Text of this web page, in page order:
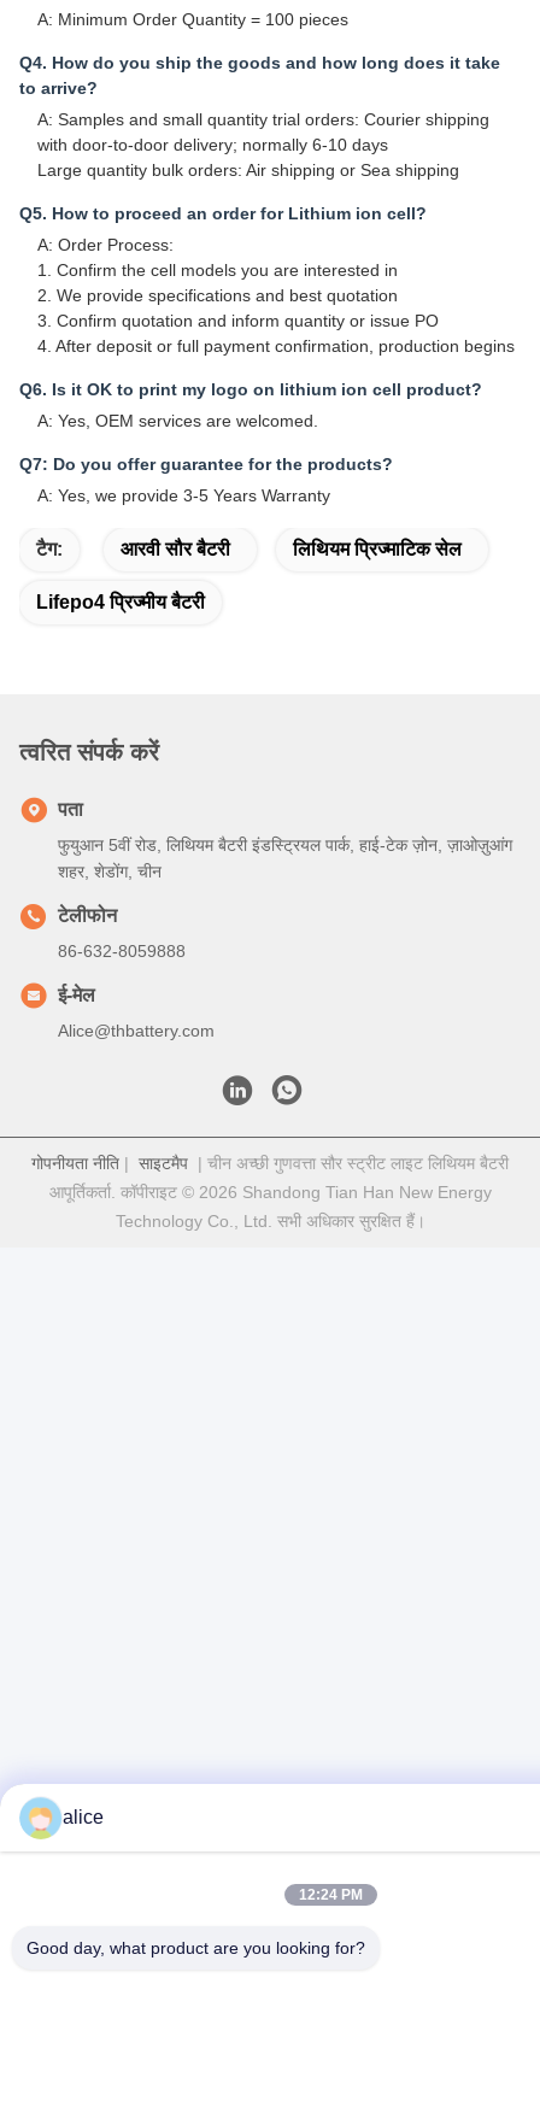
A: Minimum Order Quantity = 100 pieces
Q4. How do you ship the goods and how long does it take
to arrive?
A: Samples and small quantity trial orders: Courier shipping
with door-to-door delivery; normally 6-10 days
Large quantity bulk orders: Air shipping or Sea shipping
Q5. How to proceed an order for Lithium ion cell?
A: Order Process:
1. Confirm the cell models you are interested in
2. We provide specifications and best quotation
3. Confirm quotation and inform quantity or issue PO
4. After deposit or full payment confirmation, production begins
Q6. Is it OK to print my logo on lithium ion cell product?
A: Yes, OEM services are welcomed.
Q7: Do you offer guarantee for the products?
A: Yes, we provide 3-5 Years Warranty
टैग: आरवी सौर बैटरी लिथियम प्रिज्माटिक सेल
Lifepo4 प्रिज्मीय बैटरी
त्वरित संपर्क करें
पता
फुयुआन 5वीं रोड, लिथियम बैटरी इंडस्ट्रियल पार्क, हाई-टेक ज़ोन, ज़ाओज़ुआंग
शहर, शेडोंग, चीन
टेलीफोन
86-632-8059888
ई-मेल
Alice@thbattery.com
गोपनीयता नीति | साइटमैप | चीन अच्छी गुणवत्ता सौर स्ट्रीट लाइट लिथियम बैटरी
आपूर्तिकर्ता. कॉपीराइट © 2026 Shandong Tian Han New Energy
Technology Co., Ltd. सभी अधिकार सुरक्षित हैं।
alice
12:24 PM
Good day, what product are you looking for?